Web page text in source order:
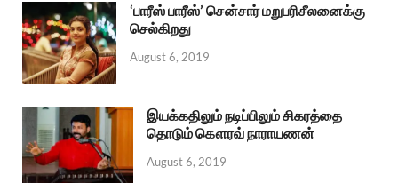
‘பாரீஸ் பாரீஸ்’ சென்சார் மறுபரிசீலனைக்கு
செல்கிறது
August 6, 2019
இயக்கதிலும் நடிப்பிலும் சிகரத்தை
தொடும் கௌரவ் நாராயணன்
August 6, 2019